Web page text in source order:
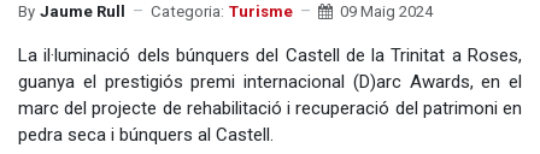
By Jaume Rull Categoria: Turisme 09 Maig 2024
La il·luminació dels búnquers del Castell de la Trinitat a Roses,
guanya el prestigiós premi internacional (D)arc Awards, en el
marc del projecte de rehabilitació i recuperació del patrimoni en
pedra seca i búnquers al Castell.